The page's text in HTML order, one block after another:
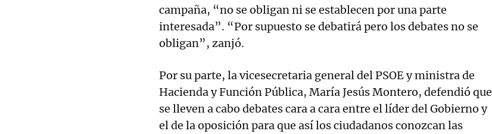
campaña, “no se obligan ni se establecen por una parte
interesada”. “Por supuesto se debatirá pero los debates no se
obligan”, zanjó.
Por su parte, la vicesecretaria general del PSOE y ministra de
Hacienda y Función Pública, María Jesús Montero, defendió que
se lleven a cabo debates cara a cara entre el líder del Gobierno y
el de la oposición para que así los ciudadanos conozcan las